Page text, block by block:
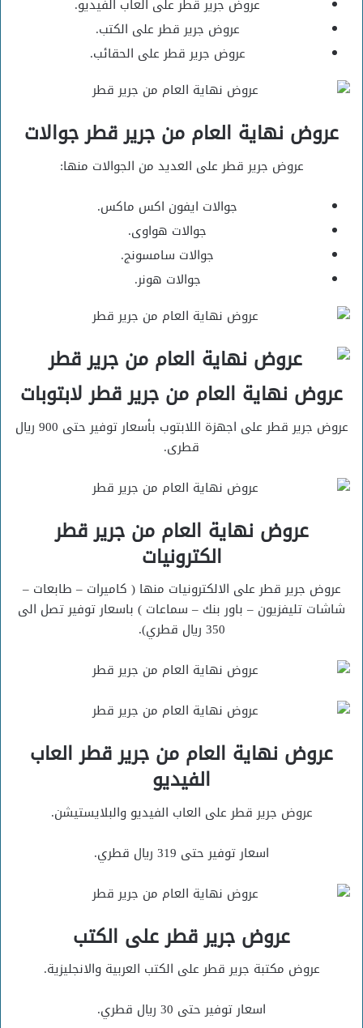
عروض جرير قطر على العاب الفيديو.
عروض جرير قطر على الكتب.
عروض جرير قطر على الحقائب.
عروض نهاية العام من جرير قطر جوالات
عروض جرير قطر على العديد من الجوالات منها:
جوالات ايفون اكس ماكس.
جوالات هواوى.
جوالات سامسونج.
جوالات هونر.
عروض نهاية العام من جرير قطر لابتوبات
عروض جرير قطر على اجهزة اللابتوب بأسعار توفير حتى 900 ريال
قطرى.
عروض نهاية العام من جرير قطر
الكترونيات
عروض جرير قطر على الالكترونيات منها ( كاميرات – طابعات –
شاشات تليفزيون – باور بنك – سماعات ) باسعار توفير تصل الى
350 ريال قطري).
عروض نهاية العام من جرير قطر العاب
الفيديو
عروض جرير قطر على العاب الفيديو والبلايستيشن.
اسعار توفير حتى 319 ريال قطري.
عروض جرير قطر على الكتب
عروض مكتبة جرير قطر على الكتب العربية والانجليزية.
اسعار توفير حتى 30 ريال قطري.